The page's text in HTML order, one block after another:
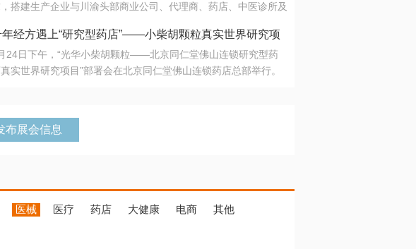
成都｜药交会·区域增长大会，赋能工商对接、终端运营
出海能力建设才是破局关键。 本届大会以 “重构生态，定义未
力突围；从中药创新、复杂药物制剂、CGT、多肽与小核酸的技
坚，到CDMO的柔性智造。 我们致力于打破壁垒，让“实验
与“生产线”、“研发端”与“支付端”深度对话，更让监管、产业、资
搭建生产企业与川渝头部商业公司、代理商、药店、中医诊所及
增量份额夯实西南市场战略布局
年经方遇上“研究型药店”——小柴胡颗粒真实世界研究项
在北京同仁堂佛山连锁启动
24日下午，“光华小柴胡颗粒——北京同仁堂佛山连锁研究型药
真实世界研究项目”部署会在北京同仁堂佛山连锁药店总部举行。
布展会信息
医械 医疗 药店 大健康 电商
其他